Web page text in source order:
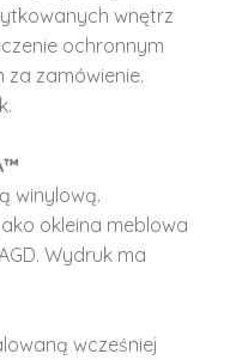
wnętrz
ochronnym
za zamówienie.
winylową.
jako okleina meblowa
Wydruk ma
wcześniej